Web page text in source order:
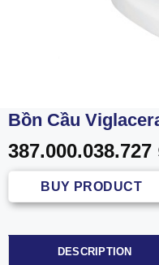
Bồn Cầu
387.000.038.727
BUY PRODUCT
DESCRIPTION